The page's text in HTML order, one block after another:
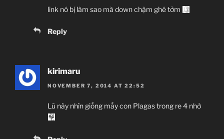
Thú ký sinh ngoài hành tinh.
link nó bị làm sao mà down chậm ghê tởm
Reply
kirimaru
NOVEMBER 7, 2014 AT 22:52
Lũ này nhìn giống mấy con Plagas trong re 4 nhở